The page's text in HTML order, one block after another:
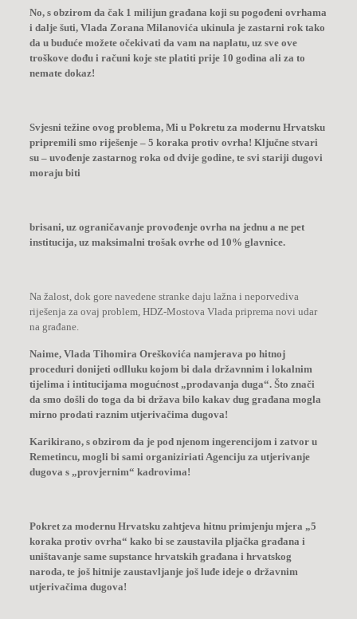
No, s obzirom da čak 1 milijun građana koji su pogođeni ovrhama
i dalje šuti, Vlada Zorana Milanovića ukinula je zastarni rok tako
da u buduće možete očekivati da vam na naplatu, uz sve ove
troškove dođu i računi koje ste platiti prije 10 godina ali za to
nemate dokaz!
Svjesni težine ovog problema, Mi u Pokretu za modernu Hrvatsku
pripremili smo riješenje – 5 koraka protiv ovrha! Ključne stvari
su – uvođenje zastarnog roka od dvije godine, te svi stariji dugovi
moraju biti
brisani, uz ograničavanje provođenje ovrha na jednu a ne pet
institucija, uz maksimalni trošak ovrhe od 10% glavnice.
Na žalost, dok gore navedene stranke daju lažna i neporvediva
riješenja za ovaj problem, HDZ-Mostova Vlada priprema novi udar
na građane.
Naime, Vlada Tihomira Oreškovića namjerava po hitnoj
proceduri donijeti odlluku kojom bi dala državnnim i lokalnim
tijelima i intitucijama mogućnost „prodavanja duga“. Što znači
da smo došli do toga da bi država bilo kakav dug građana mogla
mirno prodati raznim utjerivačima dugova!
Karikirano, s obzirom da je pod njenom ingerencijom i zatvor u
Remetincu, mogli bi sami organiziriati Agenciju za utjerivanje
dugova s „provjernim“ kadrovima!
Pokret za modernu Hrvatsku zahtjeva hitnu primjenju mjera „5
koraka protiv ovrha“ kako bi se zaustavila pljačka građana i
uništavanje same supstance hrvatskih građana i hrvatskog
naroda, te još hitnije zaustavljanje još luđe ideje o državnim
utjerivačima dugova!